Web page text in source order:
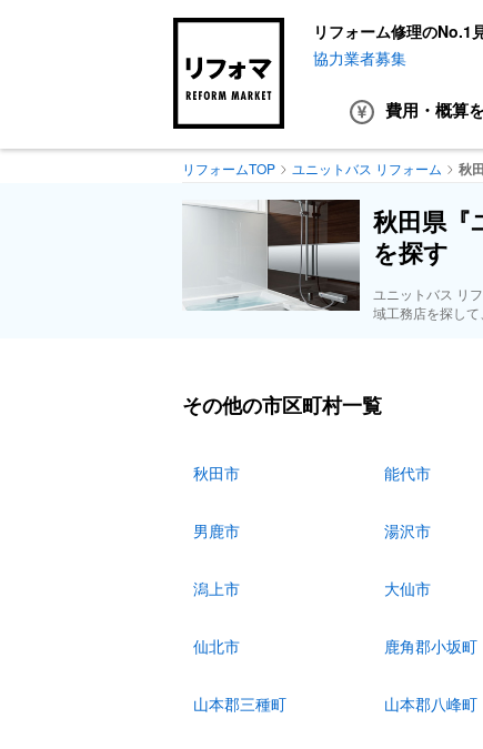
リフォーム修理のNo.1
協力業者募集
費用・概算
リフォームTOP ユニットバス リフォーム 秋
秋田県『
を探す
ユニットバス リ
域工務店を探して
その他の市区町村一覧
秋田市 能代市
男鹿市 湯沢市
潟上市 大仙市
仙北市 鹿角郡小坂町
山本郡三種町 山本郡八峰町